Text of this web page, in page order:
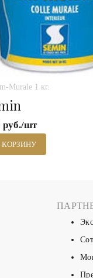
Murale 1 кг.
руб./шт
КОРЗИНУ